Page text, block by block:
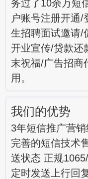
务过了10余万短
户账号注册开通
生招聘面试邀请/
开业宣传/贷款还
末祝福/广告招商
用。
我们的优势
3年短信推广营
完善的短信技术
送状态 正规
定时发送上行回